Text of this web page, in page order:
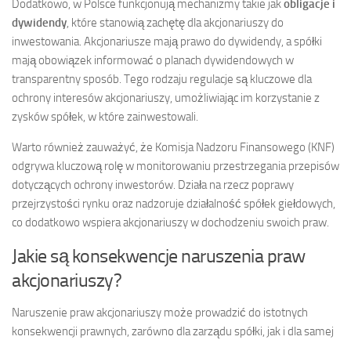
Dodatkowo, w Polsce funkcjonują mechanizmy takie jakobligacje i
dywidendy, które stanowią zachętę dla akcjonariuszy do
inwestowania. Akcjonariusze mają prawo do dywidendy, a spółki
mają obowiązek informować o planach dywidendowych w
transparentny sposób. Tego rodzaju regulacje są kluczowe dla
ochrony interesów akcjonariuszy, umożliwiając im korzystanie z
zysków spółek, w które zainwestowali.
Warto również zauważyć, że Komisja Nadzoru Finansowego (KNF)
odgrywa kluczową rolę w monitorowaniu przestrzegania przepisów
dotyczących ochrony inwestorów. Działa na rzecz poprawy
przejrzystości rynku oraz nadzoruje działalność spółek giełdowych,
co dodatkowo wspiera akcjonariuszy w dochodzeniu swoich praw.
Jakie są konsekwencje naruszenia praw
akcjonariuszy?
Naruszenie praw akcjonariuszy może prowadzić do istotnych
konsekwencji prawnych, zarówno dla zarządu spółki, jak i dla samej